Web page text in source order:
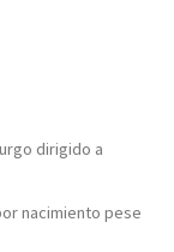
dirigido a
nacimiento pese